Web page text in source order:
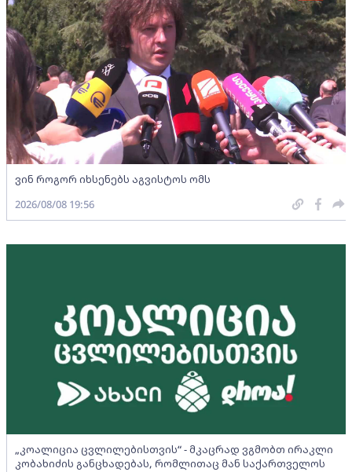
ვინ როგორ იხსენებს აგვისტოს ომს
2026/08/08 19:56
„კოალიცია ცვლილებისთვის“ - მკაცრად ვგმობთ ირაკლი
კობახიძის განცხადებას, რომლითაც მან საქართველოს